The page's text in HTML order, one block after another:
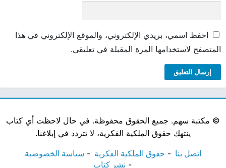
احفظ اسمي، بريدي الإلكتروني، والموقع الإلكتروني في هذا
المتصفح لاستخدامها المرة المقبلة في تعليقي.
© مكتبة سهم. جميع الحقوق محفوظة. في حال لاحظت أي كتاب
ينتهك حقوق الملكية الفكرية، لا تتردد في إبلاغنا.
اتصل بنا حقوق الملكية الفكرية
سياسة الخصوصية
نشر كتاب